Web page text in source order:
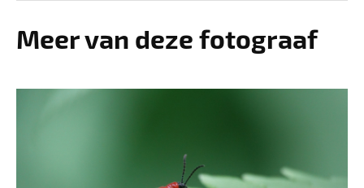
Meer van deze fotograaf